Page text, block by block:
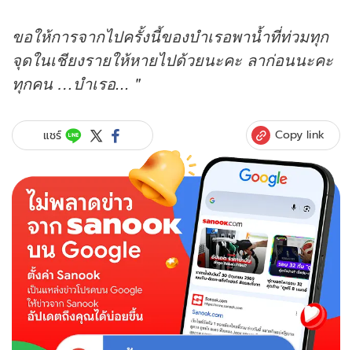
ขอให้การจากไปครั้งนี้ของบำเรอพาน้ำที่ท่วมทุก
จุดในเชียงรายให้หายไปด้วยนะคะ ลาก่อนนะคะ
ทุกคน …บำเรอ... "
แชร์ Copy link